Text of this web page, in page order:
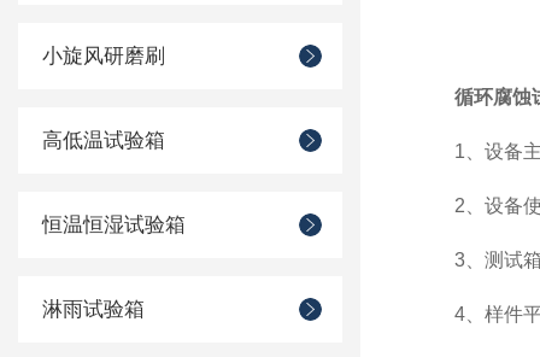
小旋风研磨刷
高低温试验箱
恒温恒湿试验箱
淋雨试验箱
循环腐蚀
1、设备主
2、设备使
3、测试箱
4、样件平